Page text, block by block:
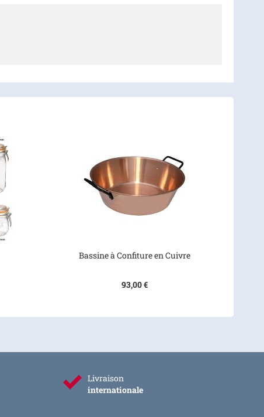
Bassine à Confiture en Cuivre
93,00 €
Livraison
internationale